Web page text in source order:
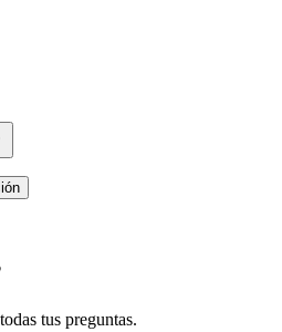
tus preguntas.